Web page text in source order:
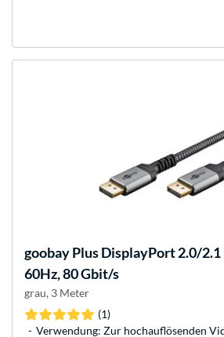
goobayPlus DisplayPort 2.0/2.1
60Hz, 80 Gbit/s
grau, 3 Meter
(1)
Verwendung: Zur hochauflösenden